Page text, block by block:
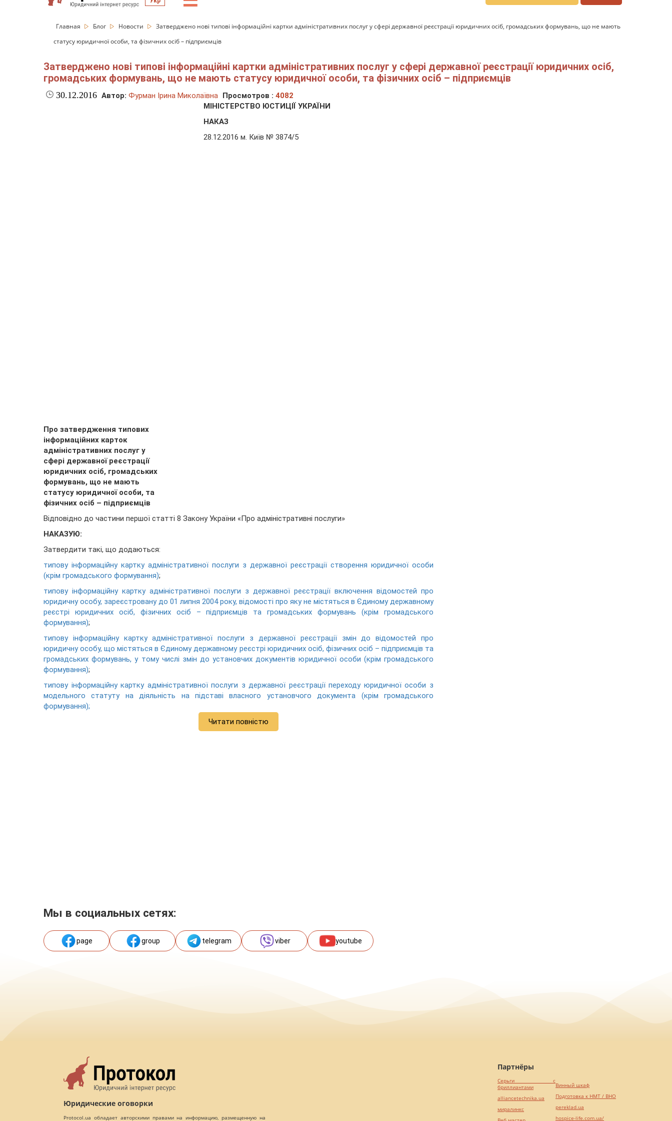
Главная Блог Новости
Затверджено нові типові інформаційні картки адміністративних послуг у сфері державної реєстрації юридичних осіб, громадських формувань, що не мають
статусу юридичної особи, та фізичних осіб – підприємців
Затверджено нові типові інформаційні картки адміністративних послуг у сфері державної реєстрації юридичних осіб,
громадських формувань, що не мають статусу юридичної особи, та фізичних осіб – підприємців
30.12.2016 Автор: Фурман Ірина Миколаївна Просмотров : 4082
МІНІСТЕРСТВО ЮСТИЦІЇ УКРАЇНИ
НАКАЗ
28.12.2016 м. Київ № 3874/5
Про затвердження типових
інформаційних карток
адміністративних послуг у
сфері державної реєстрації
юридичних осіб, громадських
формувань, що не мають
статусу юридичної особи, та
фізичних осіб – підприємців
Відповідно до частини першої статті 8 Закону України «Про адміністративні послуги»
НАКАЗУЮ:
Затвердити такі, що додаються:
типову інформаційну картку адміністративної послуги з державної реєстрації створення юридичної особи
(крім громадського формування);
типову інформаційну картку адміністративної послуги з державної реєстрації включення відомостей про
юридичну особу, зареєстровану до 01 липня 2004 року, відомості про яку не містяться в Єдиному державному
реєстрі юридичних осіб, фізичних осіб – підприємців та громадських формувань (крім громадського
формування);
типову інформаційну картку адміністративної послуги з державної реєстрації змін до відомостей про
юридичну особу, що містяться в Єдиному державному реєстрі юридичних осіб, фізичних осіб – підприємців та
громадських формувань, у тому числі змін до установчих документів юридичної особи (крім громадського
формування);
типову інформаційну картку адміністративної послуги з державної реєстрації переходу юридичної особи з
модельного статуту на діяльність на підставі власного установчого документа (крім громадського
формування);
Читати повністю
Мы в социальных сетях:
page group telegram viber youtube
Юридические оговорки
Protocol.ua обладает авторскими правами на информацию, размещенную на
Партнёры
Серьги с
бриллиантами
alliancetechnika.ua
миралинкс
Винный шкаф
Подготовка к НМТ / ВНО
pereklad.ua
hospice-life.com.ua/